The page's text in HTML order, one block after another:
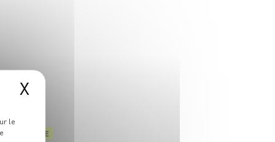
ENTRÉE
X
le